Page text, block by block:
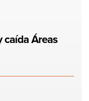
caídaÁreas